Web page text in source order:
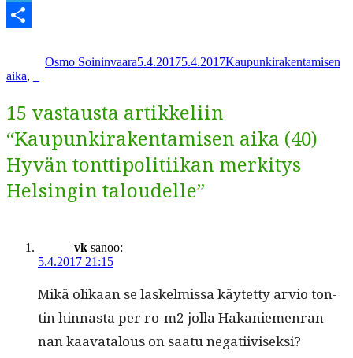
Telegram
Osmo Soininvaara5.4.20175.4.2017Kaupunkirakentamisen
aika,
15 vastausta artikkeliin
“Kaupunkirakentamisen aika (40)
Hyvän tonttipolitiikan merkitys
Helsingin taloudelle”
vk sanoo:
5.4.2017 21:15
Mikä olikaan se laskelmis­sa käytet­ty arvio ton­
tin hin­nas­ta per ro-m2 jol­la Hakaniemen­ran­
nan kaa­vat­alous on saatu negatiiviseksi?